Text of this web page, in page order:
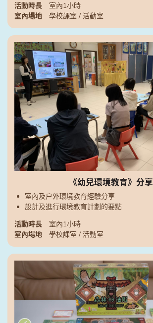
活動時長
室內1小時
室內場地
學校課室 / 活動室
《幼兒環境教育》分享
室內及戶外環境教育經驗分享
設計及進行環境教育計劃的要點
活動時長
室內1小時
室內場地
學校課室 / 活動室